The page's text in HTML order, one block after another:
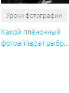
Уроки фотографии
Какой плёночный
фотоаппарат выбр...